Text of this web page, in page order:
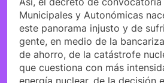
Municipales y Autonómicas
este panorama injusto y de
gente, en medio de la
de ahorro, de la catástrofe
que cuestiona con más
energía nuclear, de la decisión